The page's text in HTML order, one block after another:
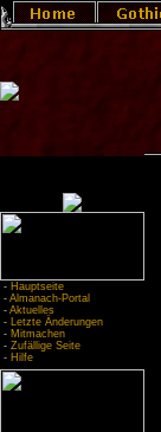
- Hauptseite
- Almanach-Portal
- Aktuelles
- Letzte Änderungen
- Mitmachen
- Zufällige Seite
- Hilfe